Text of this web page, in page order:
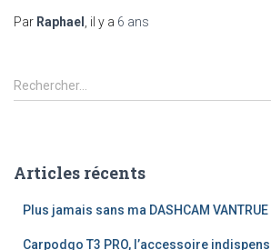
Par Raphael , il y a 6 ans
R
e
r
Rechercher…
Articles récents
Plus jamais sans ma DASHCAM VANTRUE
Carpodgo T3 PRO, l’accessoire